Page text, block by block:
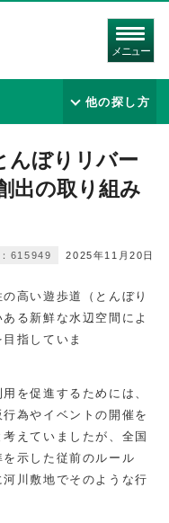
メニュー
他の探し方
んぼりリバー
出の取り組み
2025年11月20日
615949
高い遊歩道（とんぼり
る新鮮な水辺空間によ
指していま
を促進するためには、
為やイベントの開催を
えていましたが、全国
示した従前のルール
河川敷地でそのような行